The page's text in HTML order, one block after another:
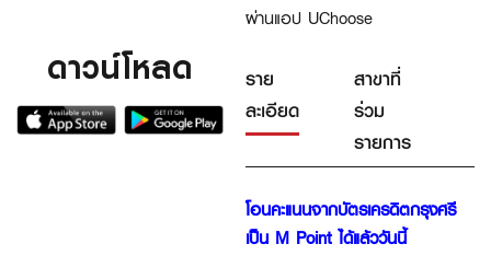
ดาวน์โหลด
ผ่านแอป UChoose
ราย
ละเอียด
สาขาที่
ร่วม
รายการ
โอนคะแนนจากบัตรเครดิตกรุงศรี
เป็น M Pointได้แล้ววันนี้